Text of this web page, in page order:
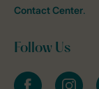
Contact Center.
Follow Us
facebook